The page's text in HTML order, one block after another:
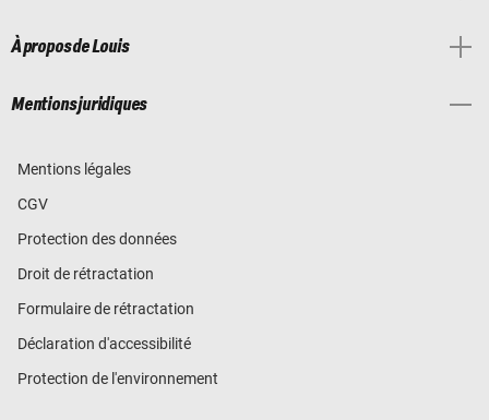
À propos de Louis
Mentions juridiques
Mentions légales
CGV
Protection des données
Droit de rétractation
Formulaire de rétractation
Déclaration d'accessibilité
Protection de l'environnement